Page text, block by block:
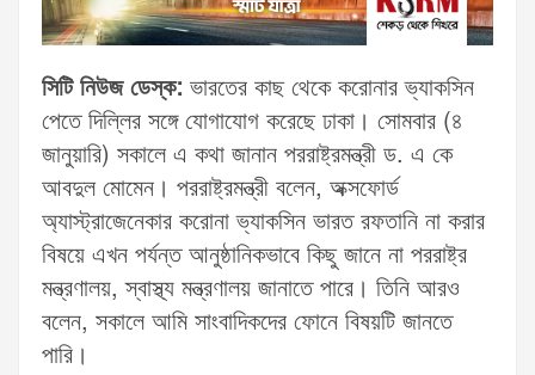
সিটি নিউজ ডেস্ক: ভারতের কাছ থেকে করোনার ভ্যাকসিন
পেতে দিল্লির সঙ্গে যোগাযোগ করেছে ঢাকা। সোমবার (৪
জানুয়ারি) সকালে এ কথা জানান পররাষ্ট্রমন্ত্রী ড. এ কে
আবদুল মোমেন। পররাষ্ট্রমন্ত্রী বলেন, অক্সফোর্ড
অ্যাস্ট্রাজেনেকার করোনা ভ্যাকসিন ভারত রফতানি না করার
বিষয়ে এখন পর্যন্ত আনুষ্ঠানিকভাবে কিছু জানে না পররাষ্ট্র
মন্ত্রণালয়, স্বাস্থ্য মন্ত্রণালয় জানাতে পারে। তিনি আরও
বলেন, সকালে আমি সাংবাদিকদের ফোনে বিষয়টি জানতে
পারি।